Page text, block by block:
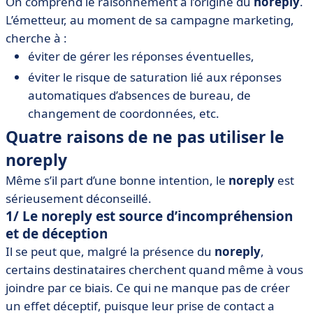
L’émetteur, au moment de sa campagne marketing,
cherche à :
éviter de gérer les réponses éventuelles,
éviter le risque de saturation lié aux réponses
automatiques d’absences de bureau, de
changement de coordonnées, etc.
Quatre raisons de ne pas utiliser le
noreply
Même s’il part d’une bonne intention, le noreply est
sérieusement déconseillé.
1/ Le noreply est source d’incompréhension
et de déception
Il se peut que, malgré la présence du noreply,
certains destinataires cherchent quand même à vous
joindre par ce biais. Ce qui ne manque pas de créer
un effet déceptif, puisque leur prise de contact a